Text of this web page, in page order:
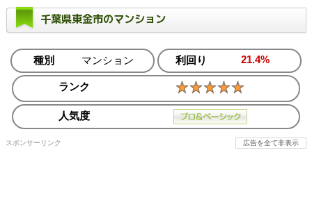
千葉県東金市のマンション
種別 マンション 利回り 21.4%
ランク
人気度
スポンサーリンク 広告を全て非表示